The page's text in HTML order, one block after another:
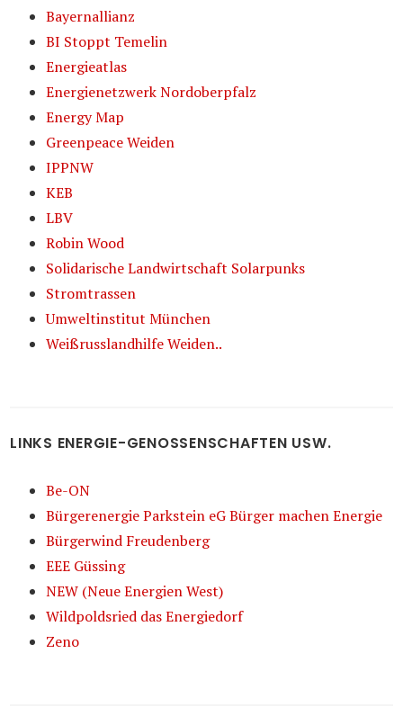
Bayernallianz
BI Stoppt Temelin
Energieatlas
Energienetzwerk Nordoberpfalz
Energy Map
Greenpeace Weiden
IPPNW
KEB
LBV
Robin Wood
Solidarische Landwirtschaft Solarpunks
Stromtrassen
Umweltinstitut München
Weißrusslandhilfe Weiden..
LINKS ENERGIE-GENOSSENSCHAFTEN USW.
Be-ON
Bürgerenergie Parkstein eG Bürger machen Energie
Bürgerwind Freudenberg
EEE Güssing
NEW (Neue Energien West)
Wildpoldsried das Energiedorf
Zeno